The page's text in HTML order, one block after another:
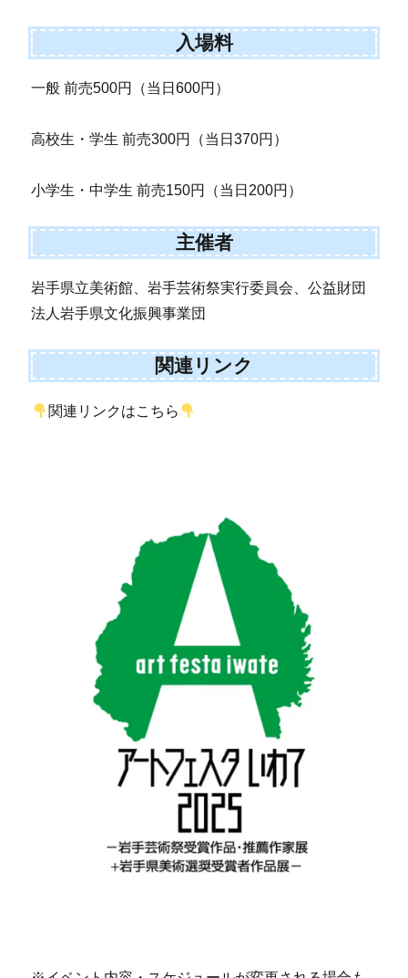
入場料
一般 前売500円（当日600円）
高校生・学生 前売300円（当日370円）
小学生・中学生 前売150円（当日200円）
主催者
岩手県立美術館、岩手芸術祭実行委員会、公益財団
法人岩手県文化振興事業団
関連リンク
関連リンクはこちら